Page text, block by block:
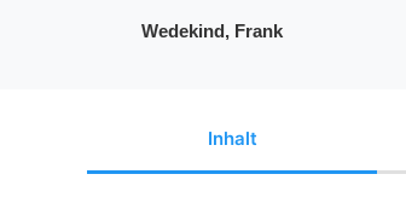
Wedekind, Frank
Inhalt